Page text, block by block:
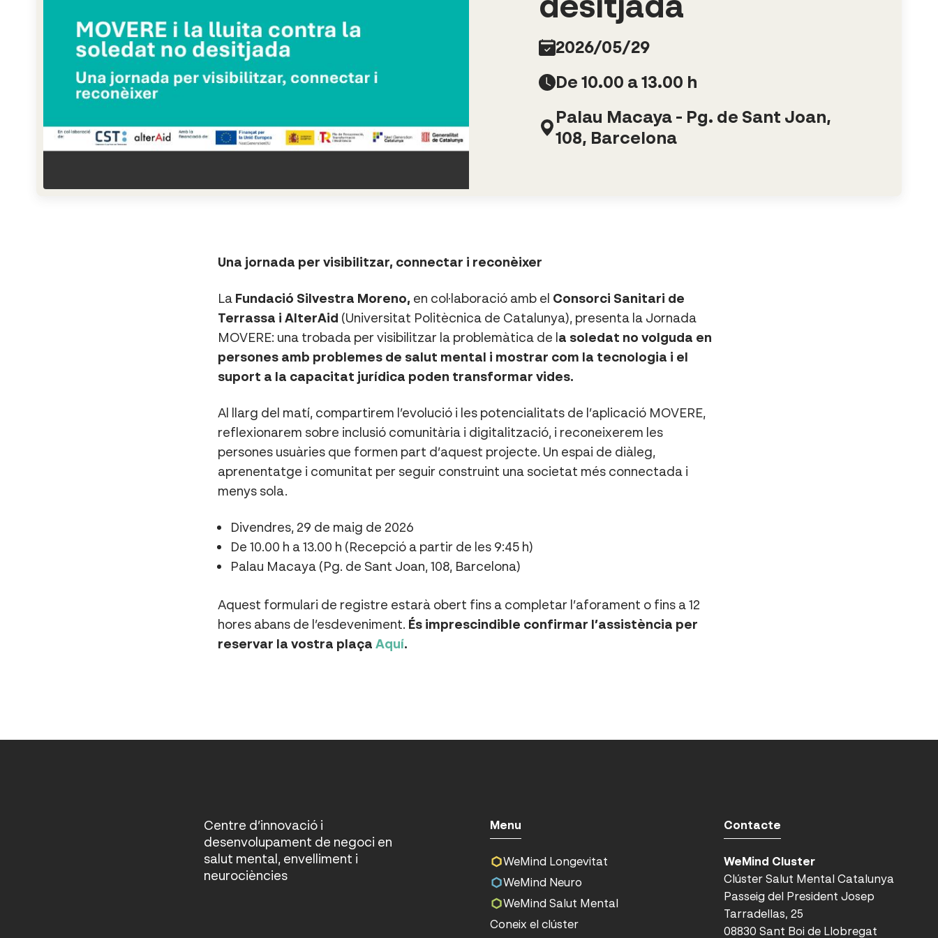
2026/05/29
De 10.00 a 13.00 h
Palau Macaya - Pg. de Sant Joan,
108, Barcelona
Una jornada per visibilitzar, connectar i reconèixer
La Fundació Silvestra Moreno, en col·laboració amb el Consorci Sanitari de
Terrassa i AlterAid (Universitat Politècnica de Catalunya), presenta la Jornada
MOVERE: una trobada per visibilitzar la problemàtica de la soledat no volguda en
persones amb problemes de salut mental i mostrar com la tecnologia i el
suport a la capacitat jurídica poden transformar vides.
Al llarg del matí, compartirem l’evolució i les potencialitats de l’aplicació MOVERE,
reflexionarem sobre inclusió comunitària i digitalització, i reconeixerem les
persones usuàries que formen part d’aquest projecte. Un espai de diàleg,
aprenentatge i comunitat per seguir construint una societat més connectada i
menys sola.
Divendres, 29 de maig de 2026
De 10.00 h a 13.00 h (Recepció a partir de les 9:45 h)
Palau Macaya (Pg. de Sant Joan, 108, Barcelona)
Aquest formulari de registre estarà obert fins a completar l’aforament o fins a 12
hores abans de l’esdeveniment. És imprescindible confirmar l’assistència per
reservar la vostra plaça Aquí.
Centre d’innovació i
desenvolupament de negoci en
salut mental, envelliment i
neurociències
Menu
WeMind Longevitat
WeMind Neuro
WeMind Salut Mental
Coneix el clúster
Contacte
WeMind Cluster
Clúster Salut Mental Catalunya
Passeig del President Josep
Tarradellas, 25
08830 Sant Boi de Llobregat